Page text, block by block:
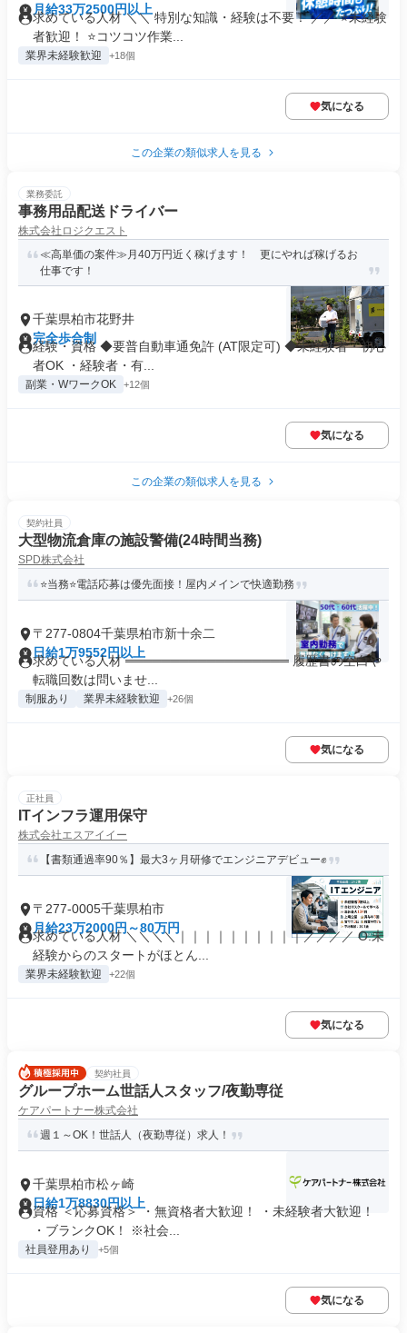
月給33万2500円以上
求めている人材 ＼＼ 特別な知識・経験は不要！ ／／ ⭐未経験
者歓迎！ ⭐コツコツ作業...
業界未経験歓迎 +18個
気になる
この企業の類似求人を見る
業務委託
事務用品配送ドライバー
株式会社ロジクエスト
≪高単価の案件≫月40万円近く稼げます！ 更にやれば稼げるお
仕事です！
千葉県柏市花野井
完全歩合制
経験・資格 ◆要普自動車通免許 (AT限定可) ◆未経験者・初心
者OK ・経験者・有...
副業・WワークOK +12個
気になる
この企業の類似求人を見る
契約社員
大型物流倉庫の施設警備(24時間当務)
SPD株式会社
⭐当務⭐電話応募は優先面接！屋内メインで快適勤務
〒277-0804千葉県柏市新十余二
日給1万9552円以上
求めている人材 ══════════════════ 履歴書の空白や
転職回数は問いませ...
制服あり 業界未経験歓迎 +26個
気になる
正社員
ITインフラ運用保守
株式会社エスアイイー
【書類通過率90％】最大3ヶ月研修でエンジニアデビュー✊️
〒277-0005千葉県柏市
月給23万2000円～80万円
求めている人材 ＼＼＼＼｜｜｜｜｜｜｜｜｜｜／／／／ O.未
経験からのスタートがほとん...
業界未経験歓迎 +22個
気になる
契約社員
グループホーム世話人スタッフ/夜勤専従
ケアパートナー株式会社
週１～OK！世話人（夜勤専従）求人！
千葉県柏市松ヶ崎
日給1万8830円以上
資格 ＜応募資格＞ ・無資格者大歓迎！ ・未経験者大歓迎！
・ブランクOK！ ※社会...
社員登用あり +5個
気になる